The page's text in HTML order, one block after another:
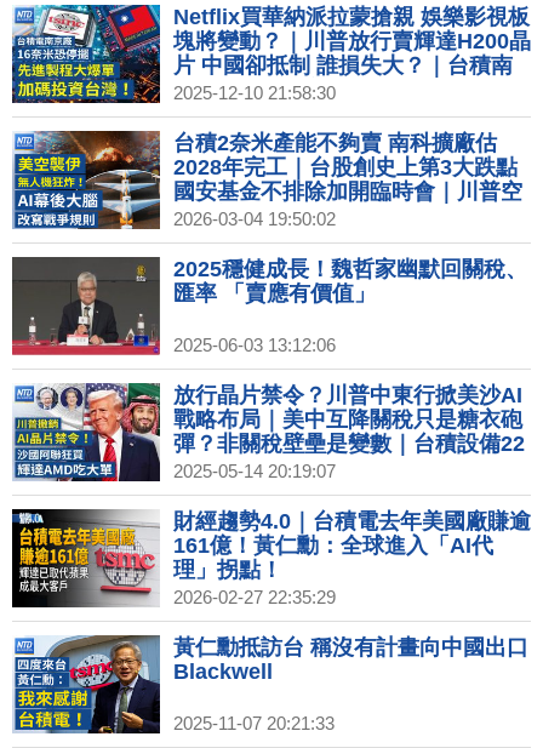
低 商場冷清關門倒閉｜北極圈芬蘭聖
誕老人村 聖誕老人啟程送祝福
Netflix買華納派拉蒙搶親 娛樂影視板
塊將變動？｜川普放行賣輝達H200晶
片 中國卻抵制 誰損失大？｜台積南
京廠VEU年底美撤銷 先進製程加碼投
資台南｜台手搖飲進駐美國一級戰區
K型經濟衝擊消費力？
2025-12-10 21:58:30
台積2奈米產能不夠賣 南科擴廠估
2028年完工｜台股創史上第3大跌點
國安基金不排除加開臨時會｜川普空
襲伊朗借助AI 演算法致勝重塑戰爭格
局？｜印石油庫存將見底 川普擬派美
軍護荷莫茲海峽油輪｜打伊朗投擲2
千枚炸彈 白宮召見國防產業高層
2026-03-04 19:50:02
2025穩健成長！魏哲家幽默回關稅、
匯率 「賣應有價值」
2025-06-03 13:12:06
放行晶片禁令？川普中東行掀美沙AI
戰略布局｜美中互降關稅只是糖衣砲
彈？非關稅壁壘是變數｜台積設備22
億賣關係企業VSMC 聚焦成熟製程｜
早餐店推聯名搶客 找《黑白大廚》愛
德華李助陣
2025-05-14 20:19:07
財經趨勢4.0｜台積電去年美國廠賺逾
161億！黃仁勳：全球進入「AI代
理」拐點！
2026-02-27 22:35:29
黃仁勳抵訪台 稱沒有計畫向中國出口
Blackwell
2025-11-07 20:21:33